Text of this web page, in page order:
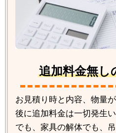
追加料金無し
お見積り時と内容、物量
後に追加料金は一切発生
でも、家具の解体でも、